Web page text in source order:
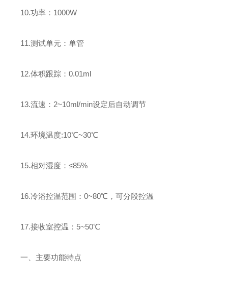
10.功率：1000W
11.测试单元：单管
12.体积跟踪：0.01ml
13.流速：2~10ml/min设定后自动调节
14.环境温度:10℃~30℃
15.相对湿度：≤85%
16.冷浴控温范围：0~80℃，可分段控温
17.接收室控温：5~50℃
一、主要功能特点